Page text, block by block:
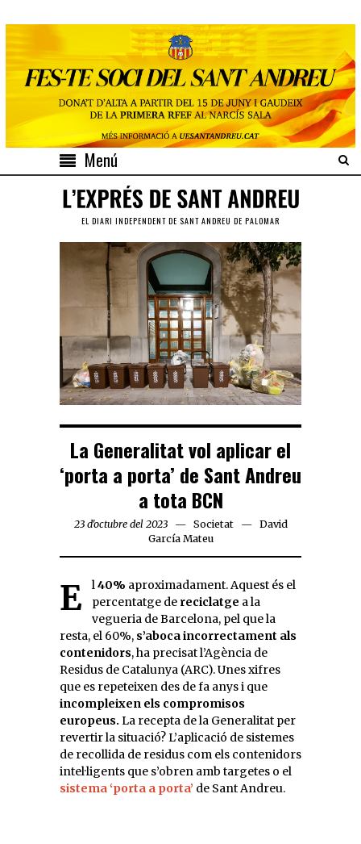
Menú
EL DIARI INDEPENDENT DE SANT ANDREU DE PALOMAR
La Generalitat vol aplicar el
‘porta a porta’ de Sant Andreu
a tota BCN
23 d'octubre del 2023 Societat
David
García Mateu
El40% aproximadament. Aquest és el
percentatge de reciclatge a la
vegueria de Barcelona, pel que la
resta, el 60%, s’aboca incorrectament als
contenidors, ha precisat l’Agència de
Residus de Catalunya (ARC). Unes xifres
que es repeteixen des de fa anys i que
incompleixen els compromisos
europeus. La recepta de la Generalitat per
revertir la situació? L’aplicació de sistemes
de recollida de residus com els contenidors
intel·ligents que s’obren amb targetes o el
sistema ‘porta a porta’ de Sant Andreu.